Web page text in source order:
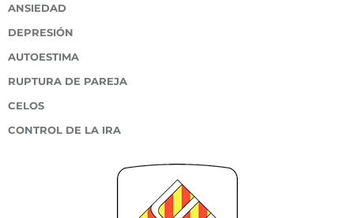
ANSIEDAD
DEPRESIÓN
AUTOESTIMA
RUPTURA DE PAREJA
CELOS
CONTROL DE LA IRA